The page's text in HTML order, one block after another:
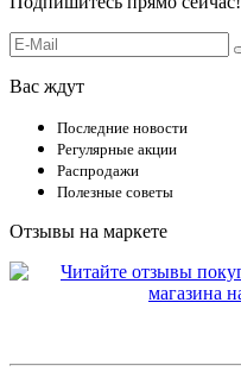
Вас ждут
Последние новости
Регулярные акции
Распродажи
Полезные советы
Отзывы на маркете